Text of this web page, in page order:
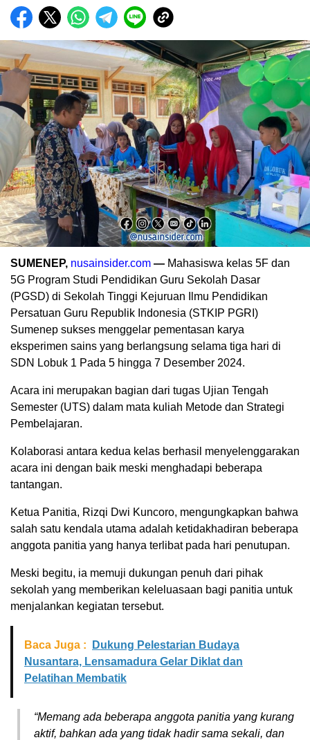
SUMENEP, nusainsider.com — Mahasiswa kelas 5F dan
5G Program Studi Pendidikan Guru Sekolah Dasar
(PGSD) di Sekolah Tinggi Kejuruan Ilmu Pendidikan
Persatuan Guru Republik Indonesia (STKIP PGRI)
Sumenep sukses menggelar pementasan karya
eksperimen sains yang berlangsung selama tiga hari di
SDN Lobuk 1 Pada 5 hingga 7 Desember 2024.
Acara ini merupakan bagian dari tugas Ujian Tengah
Semester (UTS) dalam mata kuliah Metode dan Strategi
Pembelajaran.
Kolaborasi antara kedua kelas berhasil menyelenggarakan
acara ini dengan baik meski menghadapi beberapa
tantangan.
Ketua Panitia, Rizqi Dwi Kuncoro, mengungkapkan bahwa
salah satu kendala utama adalah ketidakhadiran beberapa
anggota panitia yang hanya terlibat pada hari penutupan.
Meski begitu, ia memuji dukungan penuh dari pihak
sekolah yang memberikan keleluasaan bagi panitia untuk
menjalankan kegiatan tersebut.
Baca Juga :
Dukung Pelestarian Budaya
Nusantara, Lensamadura Gelar Diklat dan
Pelatihan Membatik
“Memang ada beberapa anggota panitia yang kurang
aktif, bahkan ada yang tidak hadir sama sekali, dan